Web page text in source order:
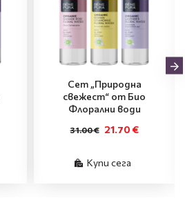
Сет „Природна
свежест“ от Био
Флорални води
21.70 €
31.00 €
Купи сега